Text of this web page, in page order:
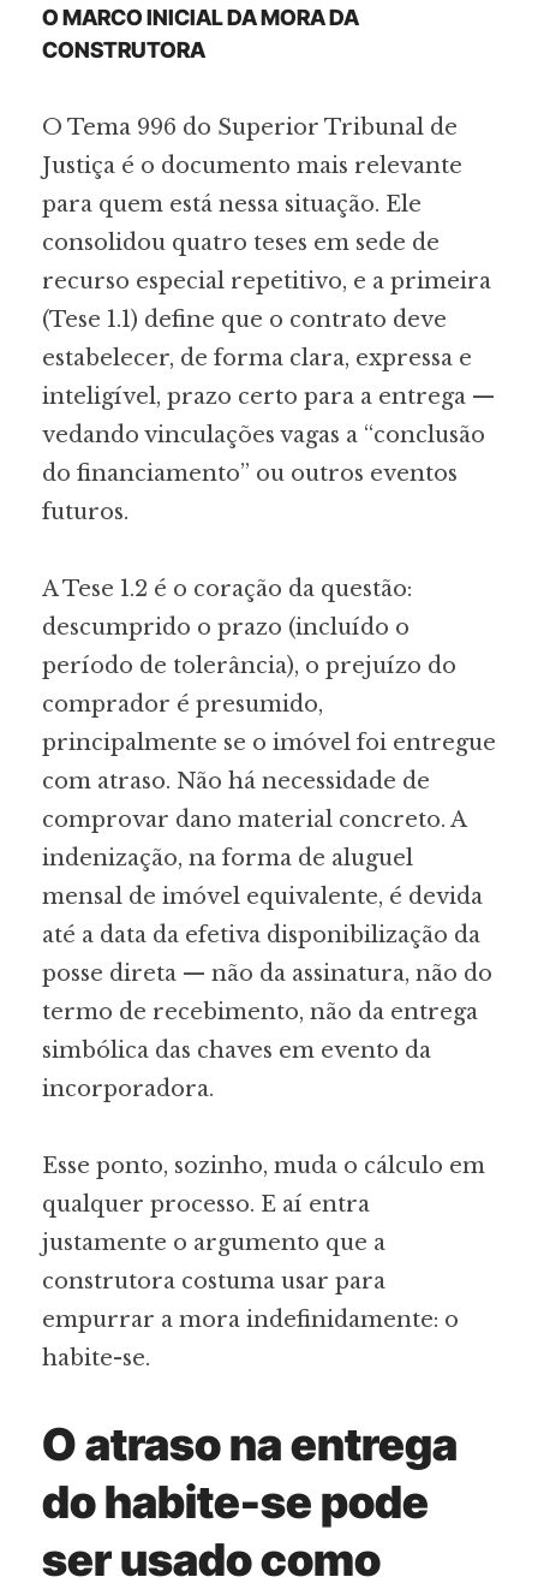
O MARCO INICIAL DA MORA DA
CONSTRUTORA
O Tema 996 do Superior Tribunal de
Justiça é o documento mais relevante
para quem está nessa situação. Ele
consolidou quatro teses em sede de
recurso especial repetitivo, e a primeira
(Tese 1.1) define que o contrato deve
estabelecer, de forma clara, expressa e
inteligível, prazo certo para a entrega —
vedando vinculações vagas a “conclusão
do financiamento” ou outros eventos
futuros.
A Tese 1.2 é o coração da questão:
descumprido o prazo (incluído o
período de tolerância), o prejuízo do
comprador é presumido,
principalmente se o imóvel foi entregue
com atraso. Não há necessidade de
comprovar dano material concreto. A
indenização, na forma de aluguel
mensal de imóvel equivalente, é devida
até a data da efetiva disponibilização da
posse direta — não da assinatura, não do
termo de recebimento, não da entrega
simbólica das chaves em evento da
incorporadora.
Esse ponto, sozinho, muda o cálculo em
qualquer processo. E aí entra
justamente o argumento que a
construtora costuma usar para
empurrar a mora indefinidamente: o
habite-se.
O atraso na entrega
do habite-se pode
ser usado como